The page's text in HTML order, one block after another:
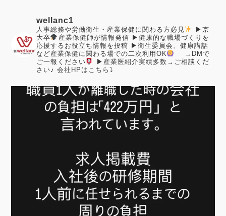
wellanc1
人事総務や労働衛生・産業保健に関わる方必見
▶︎京
大卒
産業保健師が情報発信 ▶︎健康的な職場づくりを
応援するお役立ち情報を投稿 ▶︎衛生委員会、健康講話
など産業保健に関わる場での二次利用OK
→DMで
ご一報ください
▶︎産業医紹介実績多数→ご相談くだ
さい♪ 会社HPはこちら⤵︎